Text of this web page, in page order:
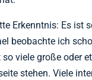
Erkenntnis: Es ist
beobachte ich
viele große oder
stehen. Viele